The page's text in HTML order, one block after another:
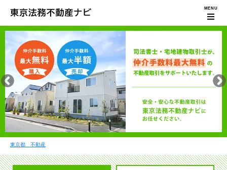
東京都 不動産